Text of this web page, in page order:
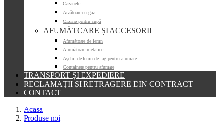
Cazanele
Arzătoare cu gaz
Cazane pentru supă
AFUMĂTOARE ȘI ACCESORII
Afumătoare de lemn
Afumătoare metalice
Așchii de lemn de fag pentru afumare
Containere pentru afumare
TRANSPORT ȘI EXPEDIERE
RECLAMAȚII ȘI RETRAGERE DIN CONTRACT
CONTACT
Acasa
Produse noi